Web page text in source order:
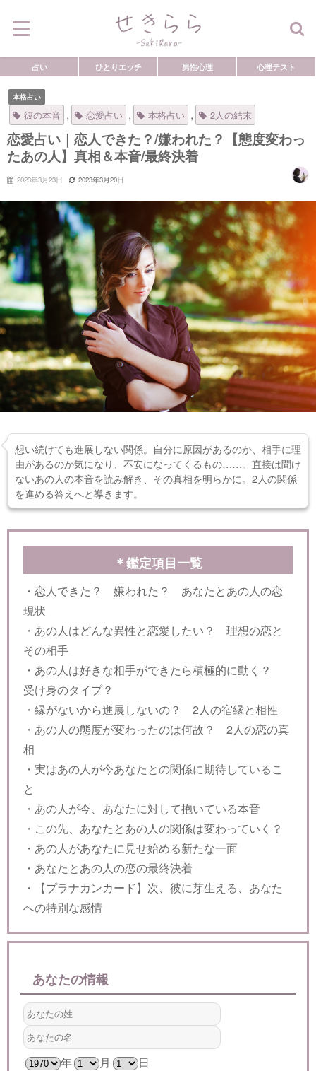
占い ひとりエッチ 男性心理 心理テスト
本格占い
彼の本音 , 恋愛占い , 本格占い , 2人の結末
恋愛占い｜恋人できた？/嫌われた？【態度変わっ
たあの人】真相＆本音/最終決着
2023年3月23日 2023年3月20日
想い続けても進展しない関係。自分に原因があるのか、相手に理
由があるのか気になり、不安になってくるもの……。直接は聞け
ないあの人の本音を読み解き、その真相を明らかに。2人の関係
を進める答えへと導きます。
＊鑑定項目一覧
・恋人できた？ 嫌われた？ あなたとあの人の恋
現状
・あの人はどんな異性と恋愛したい？ 理想の恋と
その相手
・あの人は好きな相手ができたら積極的に動く？
受け身のタイプ？
・縁がないから進展しないの？ 2人の宿縁と相性
・あの人の態度が変わったのは何故？ 2人の恋の真
相
・実はあの人が今あなたとの関係に期待しているこ
と
・あの人が今、あなたに対して抱いている本音
・この先、あなたとあの人の関係は変わっていく？
・あの人があなたに見せ始める新たな一面
・あなたとあの人の恋の最終決着
・【プラナカンカード】次、彼に芽生える、あなた
への特別な感情
あなたの情報
年 月
日